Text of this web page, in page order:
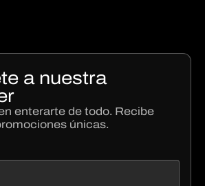
a nuestra
enterarte de todo. Recibe
únicas.